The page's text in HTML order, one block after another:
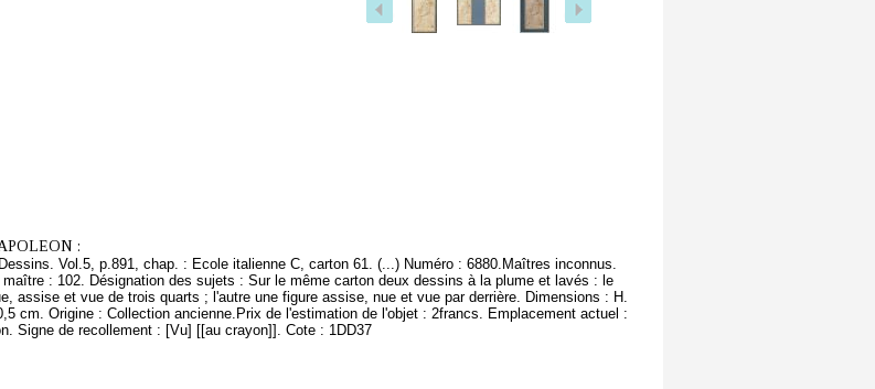
:
Vol.5, p.891, chap. : Ecole italienne C, carton 61. (...) Numéro : 6880.Maîtres inconnus.
maître : 102. Désignation des sujets : Sur le même carton deux dessins à la plume et lavés : le
assise et vue de trois quarts ; l'autre une figure assise, nue et vue par derrière. Dimensions : H.
cm. Origine : Collection ancienne.Prix de l'estimation de l'objet : 2francs. Emplacement actuel :
Signe de recollement : [Vu] [[au crayon]]. Cote : 1DD37